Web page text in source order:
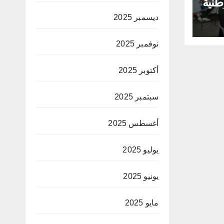
ديسمبر 2025
نوفمبر 2025
أكتوبر 2025
سبتمبر 2025
أغسطس 2025
يوليو 2025
يونيو 2025
مايو 2025